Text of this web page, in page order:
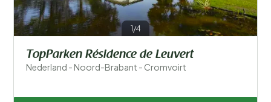
Speciale voorkeuren
Aanbieder
1/4
TopParken Résidence de Leuvert
Nederland - Noord-Brabant - Cromvoirt